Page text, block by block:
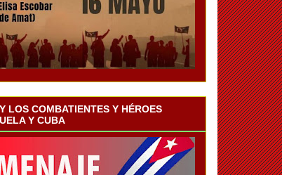
LOS COMBATIENTES Y HÉROES
Y CUBA